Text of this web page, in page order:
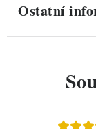
Ostatní